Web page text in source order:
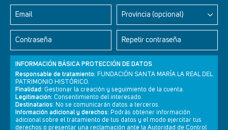
Email Provincia (opcional)
Contraseña Repetir contraseña
INFORMACIÓN BÁSICA PROTECCIÓN DE DATOS
Responsable de tratamiento: FUNDACIÓN SANTA MARÍA LA REAL DEL
PATRIMONIO HISTÓRICO.
Finalidad: Gestionar la creación y seguimiento de la cuenta.
Legitimación: Consentimiento del interesado.
Destinatarios: No se comunicarán datos a terceros.
Información adicional y derechos: Podrás obtener información
adicional sobre el tratamiento de tus datos y el modo ejercitar tus
derechos o presentar una reclamación ante la Autoridad de Control